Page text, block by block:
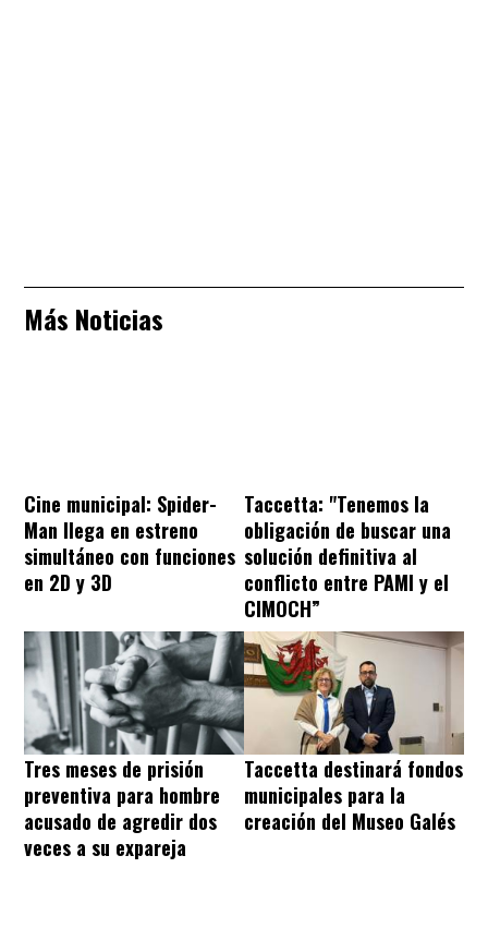
Más Noticias
Cine municipal: Spider-
Man llega en estreno
simultáneo con funciones
en 2D y 3D
Taccetta: "Tenemos la
obligación de buscar una
solución definitiva al
conflicto entre PAMI y el
CIMOCH”
Tres meses de prisión
preventiva para hombre
acusado de agredir dos
veces a su expareja
Taccetta destinará fondos
municipales para la
creación del Museo Galés